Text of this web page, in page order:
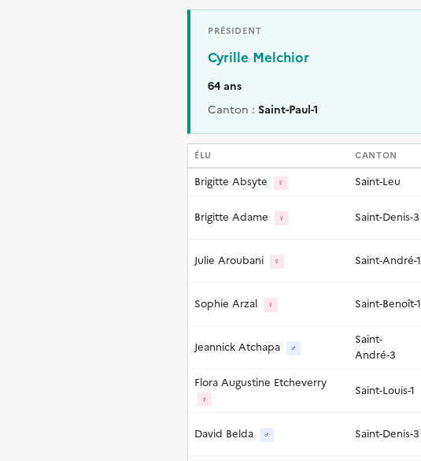
PRÉSIDENT
Cyrille Melchior
64 ans
Canton : Saint-Paul-1
ÉLU CANTON
Brigitte Absyte ♀ Saint-Leu
Brigitte Adame ♀ Saint-Denis-3
Julie Aroubani ♀ Saint-André-1
Sophie Arzal ♀ Saint-Benoît-1
Jeannick Atchapa ♂
Saint-
André-3
Flora Augustine Etcheverry
♀
Saint-Louis-1
David Belda ♂ Saint-Denis-3